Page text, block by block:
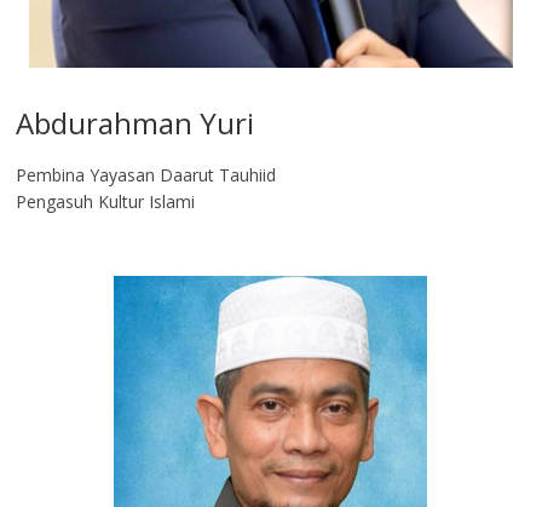
Abdurahman Yuri
Pembina Yayasan Daarut Tauhiid
Pengasuh Kultur Islami